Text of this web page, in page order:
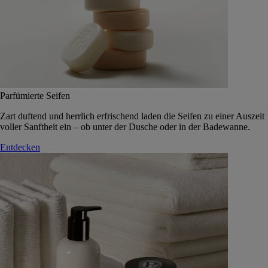
Parfümierte Seifen
Zart duftend und herrlich erfrischend laden die Seifen zu einer Auszeit
voller Sanftheit ein – ob unter der Dusche oder in der Badewanne.
Entdecken